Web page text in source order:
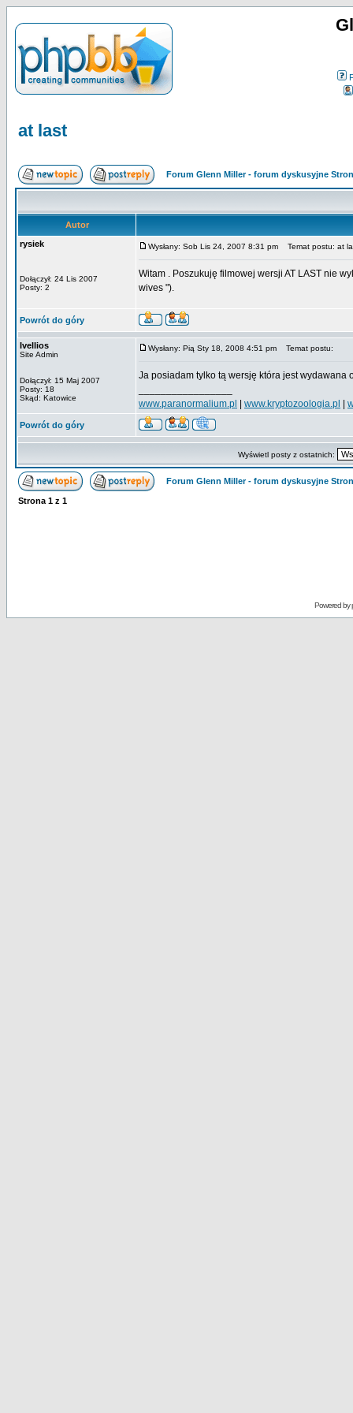
at last
Forum Glenn Miller - forum dyskusyjne
Autor
rysiek
Dołączył: 24 Lis 2007
Posty: 2
Wysłany: Sob Lis 24, 2007 8:31 pm Temat postu: at
Witam . Poszukuję filmowej wersji AT LAST nie
wives ").
Powrót do góry
Ivellios
Site Admin
Dołączył: 15 Maj 2007
Posty: 18
Skąd: Katowice
Wysłany: Pią Sty 18, 2008 4:51 pm Temat postu:
Ja posiadam tylko tą wersję która jest wydawana
www.paranormalium.pl
www.kryptozoologia.pl
Powrót do góry
Wyświetl posty z ostatnich:
Forum Glenn Miller - forum dyskusyjne
Strona 1 z 1
Powered by